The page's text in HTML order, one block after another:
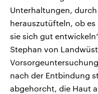
Unterhaltungen,
herauszutüfteln, ob
sie sich gut
Stephan von
nach der Entbindung
abgehorcht, die Haut